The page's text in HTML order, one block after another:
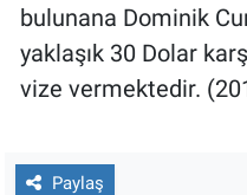
bulunana Dominik
yaklaşık 30 Dolar
vize vermektedir.
Paylaş